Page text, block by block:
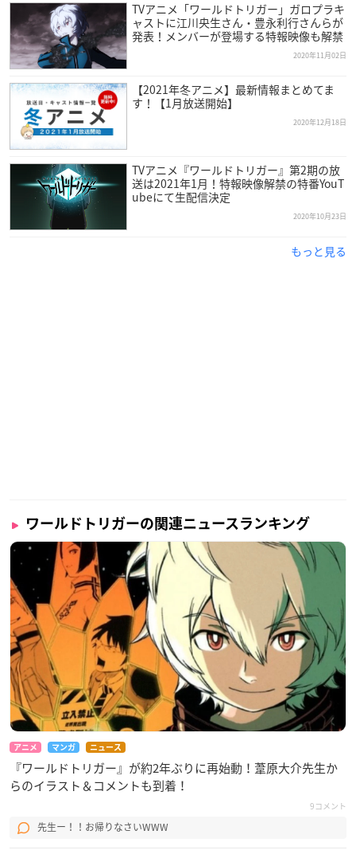
TVアニメ「ワールドトリガー」ガロプラキ
ャストに江川央生さん・豊永利行さんらが
発表！メンバーが登場する特報映像も解禁
2020年11月02日
【2021年冬アニメ】最新情報まとめてま
す！【1月放送開始】
2020年12月18日
TVアニメ『ワールドトリガー』第2期の放
送は2021年1月！特報映像解禁の特番YouT
ubeにて生配信決定
2020年10月23日
もっと見る
ワールドトリガーの関連ニュースランキング
アニメ マンガ ニュース
『ワールドトリガー』が約2年ぶりに再始動！葦原大介先生か
らのイラスト＆コメントも到着！
9コメント
先生ー！！お帰りなさいWWW